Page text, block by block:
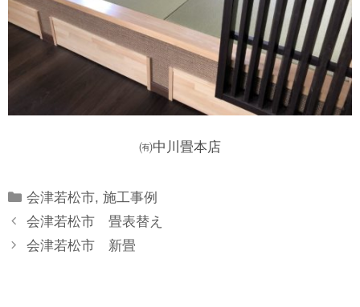
㈲中川畳本店
Categories
会津若松市,施工事例
会津若松市 畳表替え
会津若松市 新畳